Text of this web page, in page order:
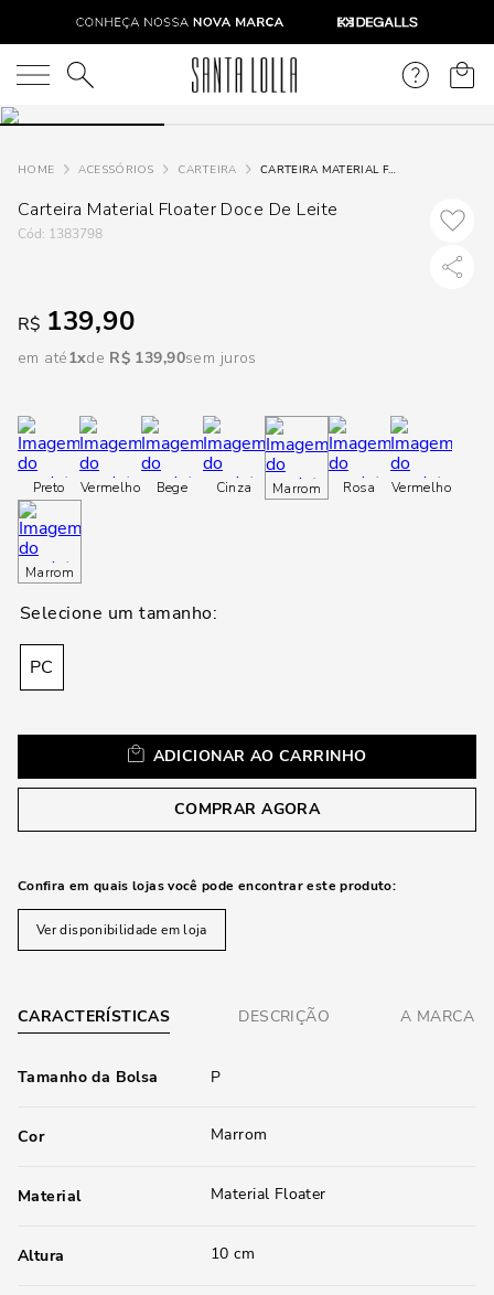
O que você está procurando?
ACESSÓRIOS CARTEIRA CARTEIRA MATERIAL FLOATER DOCE DE LEITE
Carteira Material Floater Doce De Leite
: 1383798
R$ 139,90
em até1 R$ 139,90sem juros
Preto Vermelho Bege Cinza Marrom Rosa Vermelho
Marrom
PC
ADICIONAR AO CARRINHO
COMPRAR AGORA
Confira em quais lojas você pode encontrar este produto:
Ver disponibilidade em loja
CARACTERÍSTICAS DESCRIÇÃO A MARCA
Tamanho da Bolsa P
Cor Marrom
Material Material Floater
Altura 10 cm